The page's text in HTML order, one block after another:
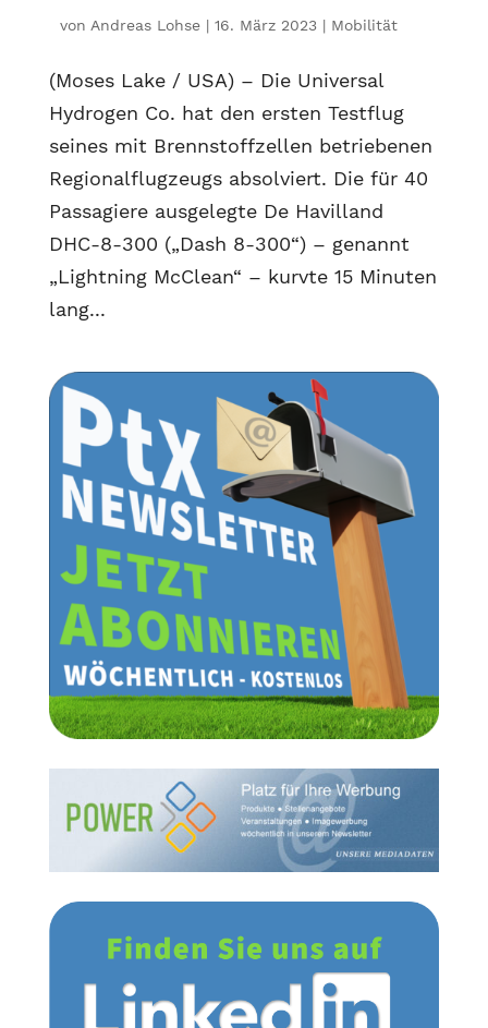
von Andreas Lohse| 16. März 2023| Mobilität
(Moses Lake / USA) – Die Universal
Hydrogen Co. hat den ersten Testflug
seines mit Brennstoffzellen betriebenen
Regionalflugzeugs absolviert. Die für 40
Passagiere ausgelegte De Havilland
DHC-8-300 („Dash 8-300“) – genannt
„Lightning McClean“ – kurvte 15 Minuten
lang...